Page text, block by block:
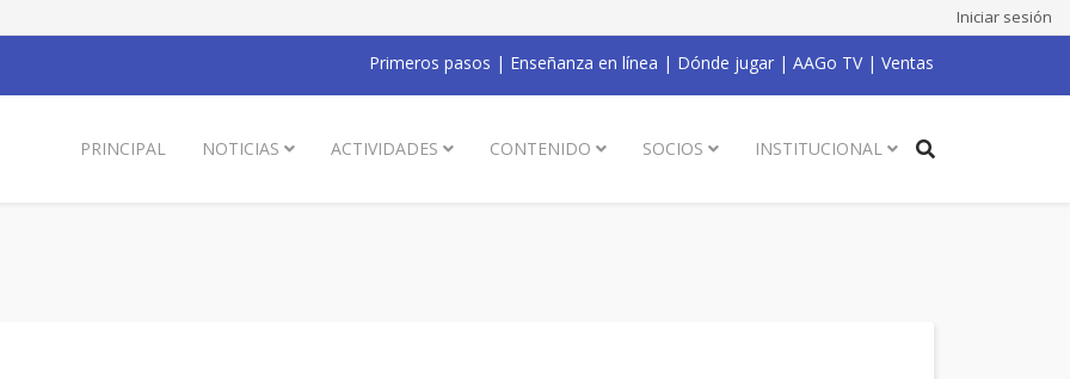
Iniciar sesión
Primeros pasos | Enseñanza en línea | Dónde jugar | AAGo TV| Ventas
PRINCIPAL NOTICIAS ACTIVIDADES CONTENIDO SOCIOS INSTITUCIONAL